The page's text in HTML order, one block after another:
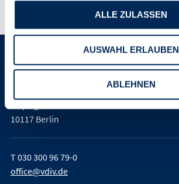
ALLE ZULASSEN
AUSWAHL ERLAUBEN
ABLEHNEN
Verband der
Deutschland e. V. (VDIV
10117 Berlin
T030 300 96 79-0
office@vdiv.de